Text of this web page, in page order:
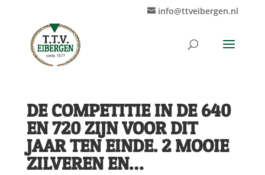
info@ttveibergen.nl
DE COMPETITIE IN DE 640
EN 720 ZIJN VOOR DIT
JAAR TEN EINDE. 2 MOOIE
ZILVEREN EN…